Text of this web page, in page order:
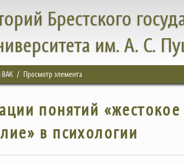
Брестского
им. А. С.
ВАК Просмотр элемента
понятий «жестокое
в психологии